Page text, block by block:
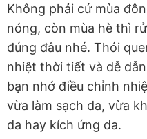
Không phải cứ mùa
nóng, còn mùa hè thì
đúng đâu nhé. Thói
nhiệt thời tiết và dễ
bạn nhớ điều chỉnh
vừa làm sạch da, vừa
da hay kích ứng da.